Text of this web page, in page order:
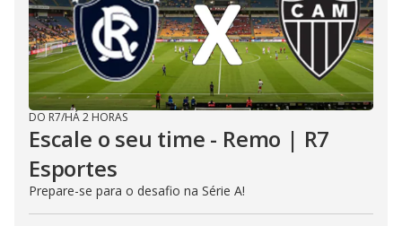
DO R7/HÁ 2 HORAS
Escale o seu time - Remo | R7
Esportes
Prepare-se para o desafio na Série A!